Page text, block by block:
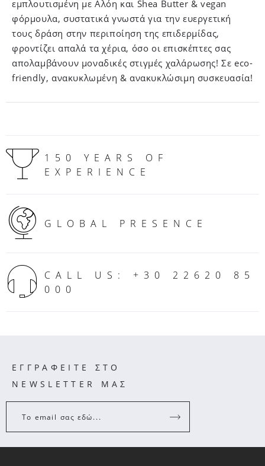
εμπλουτισμένη με Aλόη και Shea Butter & vegan
φόρμουλα, συστατικά γνωστά για την ευεργετική
τους δράση στην περιποίηση της επιδερμίδας,
φροντίζει απαλά τα χέρια, όσο οι επισκέπτες σας
απολαμβάνουν μοναδικές στιγμές χαλάρωσης! Σε eco-
friendly, ανακυκλωμένη & ανακυκλώσιμη συσκευασία!
150 YEARS OF
EXPERIENCE
GLOBAL PRESENCE
CALL US: +30 22620 85
000
ΕΓΓΡΑΦΕΙΤΕ ΣΤΟ
NEWSLETTER ΜΑΣ
Το email σας εδώ...